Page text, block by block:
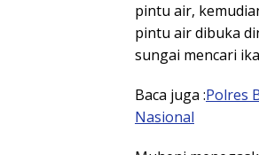
pintu air,
pintu air dibuka
sungai mencari
Baca juga :Polres
Nasional